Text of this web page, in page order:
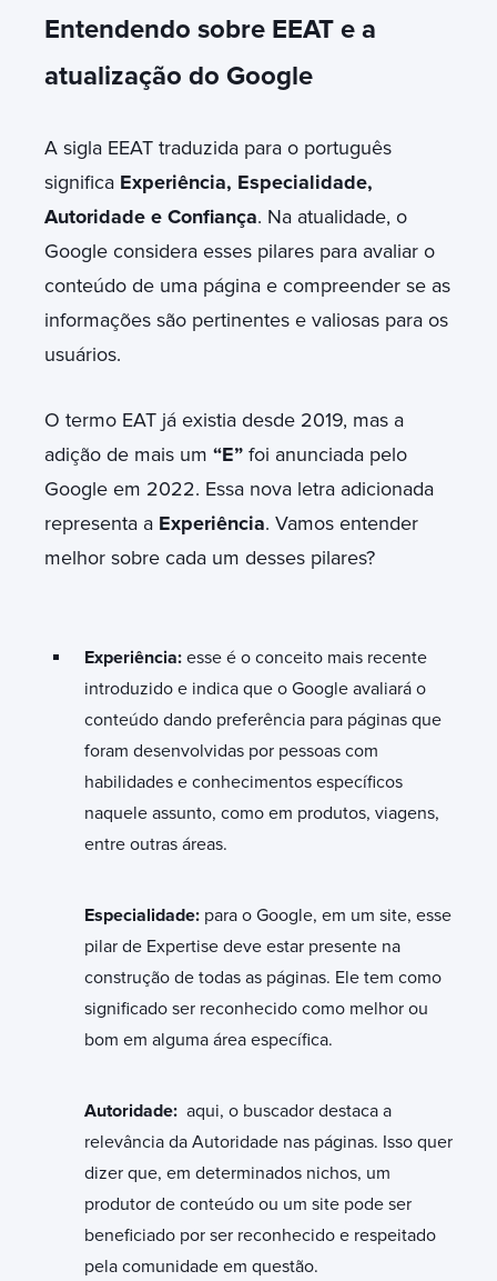
Entendendo sobre EEAT e a
atualização do Google
A sigla EEAT traduzida para o português
significa Experiência, Especialidade,
Autoridade e Confiança. Na atualidade, o
Google considera esses pilares para avaliar o
conteúdo de uma página e compreender se as
informações são pertinentes e valiosas para os
usuários.
O termo EAT já existia desde 2019, mas a
adição de mais um “E” foi anunciada pelo
Google em 2022. Essa nova letra adicionada
representa a Experiência. Vamos entender
melhor sobre cada um desses pilares?
Experiência: esse é o conceito mais recente
introduzido e indica que o Google avaliará o
conteúdo dando preferência para páginas que
foram desenvolvidas por pessoas com
habilidades e conhecimentos específicos
naquele assunto, como em produtos, viagens,
entre outras áreas.
Especialidade: para o Google, em um site, esse
pilar de Expertise deve estar presente na
construção de todas as páginas. Ele tem como
significado ser reconhecido como melhor ou
bom em alguma área específica.
Autoridade: aqui, o buscador destaca a
relevância da Autoridade nas páginas. Isso quer
dizer que, em determinados nichos, um
produtor de conteúdo ou um site pode ser
beneficiado por ser reconhecido e respeitado
pela comunidade em questão.